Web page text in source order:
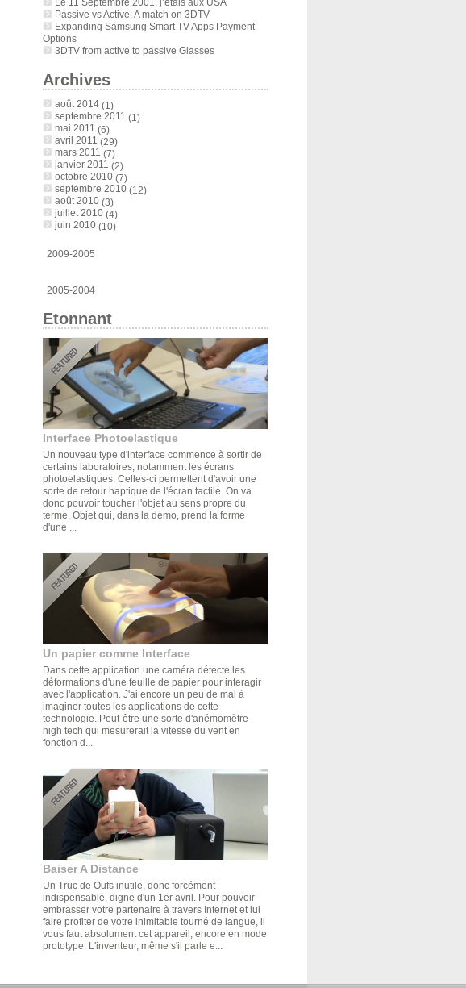
Le 11 Septembre 2001, j’etais aux USA
Passive vs Active: A match on 3DTV
Expanding Samsung Smart TV Apps Payment
Options
3DTV from active to passive Glasses
Archives
août 2014(1)
septembre 2011 (1)
mai 2011 (6)
avril 2011 (29)
mars 2011 (7)
janvier 2011 (2)
octobre 2010(7)
septembre 2010(12)
août 2010(3)
juillet 2010(4)
juin 2010(10)
2009-2005
2005-2004
Etonnant
Interface Photoelastique
Un nouveau type d'interface commence à sortir de
certains laboratoires, notamment les écrans
photoelastiques. Celles-ci permettent d'avoir une
sorte de retour haptique de l'écran tactile. On va
donc pouvoir toucher l'objet au sens propre du
terme. Objet qui, dans la démo, prend la forme
d'une ...
Un papier comme Interface
Dans cette application une caméra détecte les
déformations d'une feuille de papier pour interagir
avec l'application. J'ai encore un peu de mal à
imaginer toutes les applications de cette
technologie. Peut-être une sorte d'anémomètre
high tech qui mesurerait la vitesse du vent en
fonction d...
Baiser A Distance
Un Truc de Oufs inutile, donc forcément
indispensable, digne d'un 1er avril. Pour pouvoir
embrasser votre partenaire à travers Internet et lui
faire profiter de votre inimitable tourné de langue, il
vous faut absolument cet appareil, encore en mode
prototype. L'inventeur, même s'il parle e...